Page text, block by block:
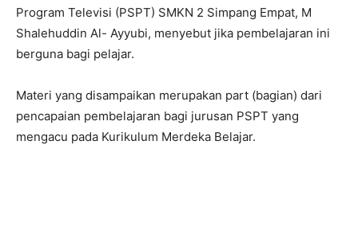
Program Televisi (PSPT) SMKN 2 Simpang Empat, M
Shalehuddin Al- Ayyubi, menyebut jika pembelajaran ini
berguna bagi pelajar.
Materi yang disampaikan merupakan part (bagian) dari
pencapaian pembelajaran bagi jurusan PSPT yang
mengacu pada Kurikulum Merdeka Belajar.